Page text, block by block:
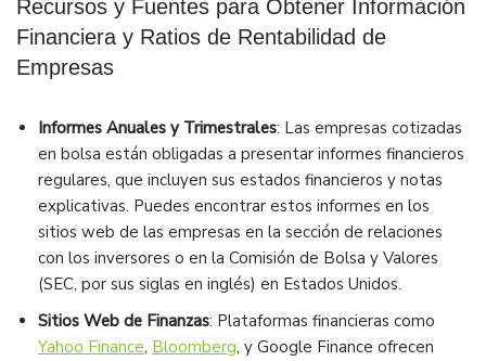
Recursos y Fuentes para Obtener Información
Financiera y Ratios de Rentabilidad de
Empresas
Informes Anuales y Trimestrales: Las empresas cotizadas
en bolsa están obligadas a presentar informes financieros
regulares, que incluyen sus estados financieros y notas
explicativas. Puedes encontrar estos informes en los
sitios web de las empresas en la sección de relaciones
con los inversores o en la Comisión de Bolsa y Valores
(SEC, por sus siglas en inglés) en Estados Unidos.
Sitios Web de Finanzas: Plataformas financieras como
Yahoo Finance, Bloomberg, y Google Finance ofrecen